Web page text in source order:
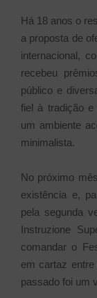
Há 18 anos o
a proposta de
internacional,
recebeu
público e
fiel à tradição e
um ambiente
minimalista.
No próximo
existência e,
pela segunda
Instruzione
comandar o
em cartaz
passado foi um